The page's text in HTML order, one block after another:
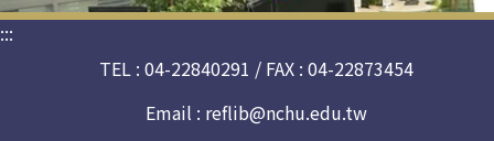
:::
TEL : 04-22840291 / FAX : 04-22873454
Email : reflib@nchu.edu.tw